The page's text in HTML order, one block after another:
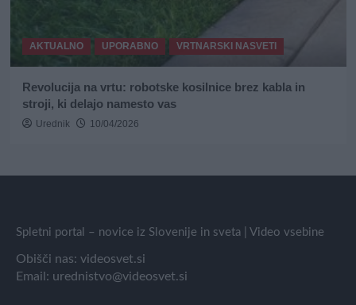
AKTUALNO UPORABNO VRTNARSKI NASVETI
Revolucija na vrtu: robotske kosilnice brez kabla in
stroji, ki delajo namesto vas
Urednik 10/04/2026
Spletni portal – novice iz Slovenije in sveta | Video vsebine
Obišči nas: videosvet.si
Email: urednistvo@videosvet.si